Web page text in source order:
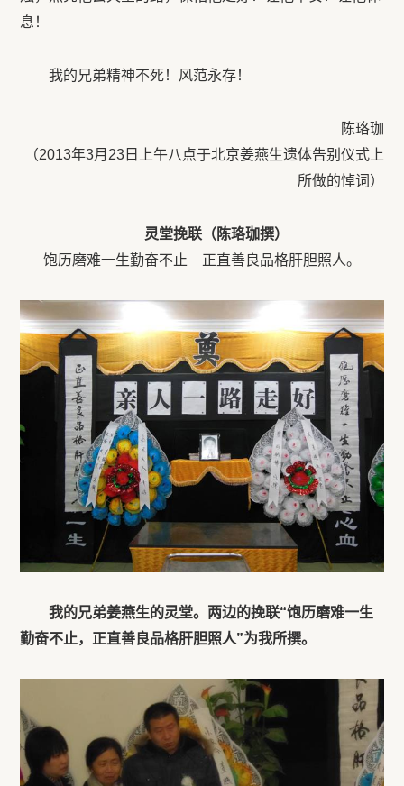
息！
我的兄弟精神不死！风范永存！
陈珞珈
（2013年3月23日上午八点于北京姜燕生遗体告别仪式上
所做的悼词）
灵堂挽联（陈珞珈撰）
饱历磨难一生勤奋不止 正直善良品格肝胆照人。
我的兄弟姜燕生的灵堂。两边的挽联“饱历磨难一生
勤奋不止，正直善良品格肝胆照人”为我所撰。